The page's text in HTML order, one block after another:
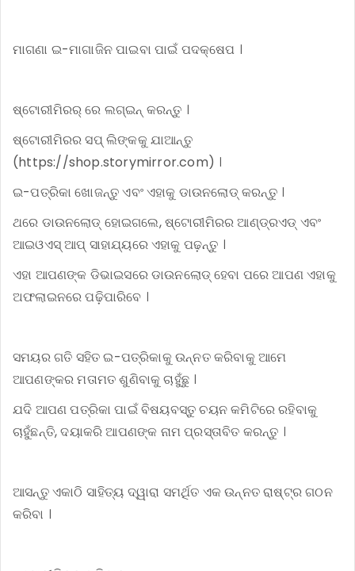
ମାଗଣା ଇ-ମାଗାଜିନ ପାଇବା ପାଇଁ ପଦକ୍ଷେପ ।
ଷ୍ଟୋରୀମିରର୍ ରେ ଲଗ୍ଇନ୍ କରନ୍ତୁ ।
ଷ୍ଟୋରୀମିରର ସପ୍ ଲିଙ୍କକୁ ଯାଆନ୍ତୁ
(https://shop.storymirror.com) ।
ଇ-ପତ୍ରିକା ଖୋଜନ୍ତୁ ଏବଂ ଏହାକୁ ଡାଉନଲୋଡ୍ କରନ୍ତୁ ।
ଥରେ ଡାଉନଲୋଡ୍ ହୋଇଗଲେ, ଷ୍ଟୋରୀମିରର ଆଣ୍ଡ୍ରଏଡ୍ ଏବଂ
ଆଇଓଏସ୍ ଆପ୍ ସାହାଯ୍ୟରେ ଏହାକୁ ପଢ଼ନ୍ତୁ ।
ଏହା ଆପଣଙ୍କ ଡିଭାଇସରେ ଡାଉନଲୋଡ୍ ହେବା ପରେ ଆପଣ ଏହାକୁ
ଅଫଲାଇନରେ ପଢ଼ିପାରିବେ ।
ସମୟର ଗତି ସହିତ ଇ-ପତ୍ରିକାକୁ ଉନ୍ନତ କରିବାକୁ ଆମେ
ଆପଣଙ୍କର ମତାମତ ଶୁଣିବାକୁ ଚାହୁଁଛୁ ।
ଯଦି ଆପଣ ପତ୍ରିକା ପାଇଁ ବିଷୟବସ୍ତୁ ଚୟନ କମିଟିରେ ରହିବାକୁ
ଚାହୁଁଛନ୍ତି, ଦୟାକରି ଆପଣଙ୍କ ନାମ ପ୍ରସ୍ତାବିତ କରନ୍ତୁ ।
ଆସନ୍ତୁ ଏକାଠି ସାହିତ୍ୟ ଦ୍ୱାରା ସମର୍ଥିତ ଏକ ଉନ୍ନତ ରାଷ୍ଟ୍ର ଗଠନ
କରିବା ।